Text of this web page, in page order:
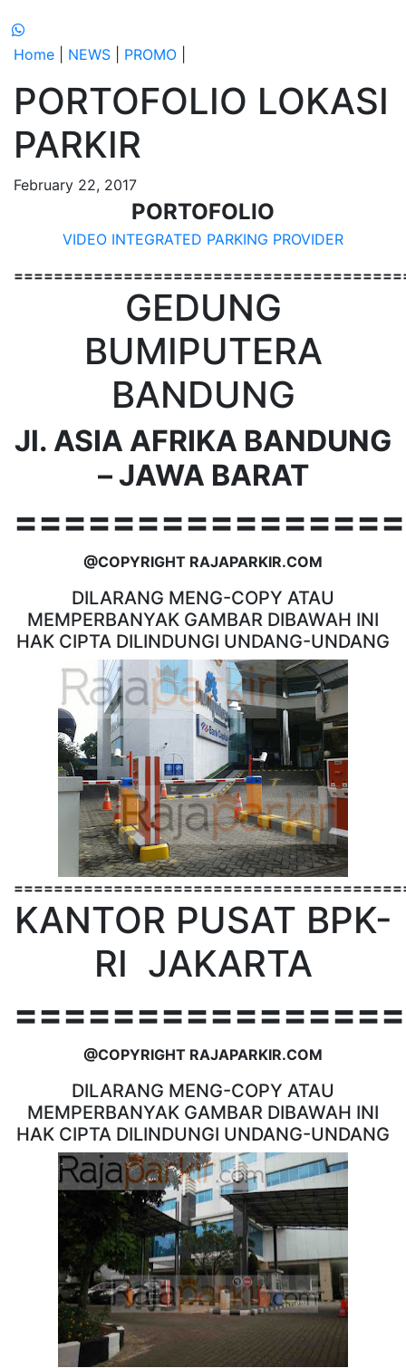
Home NEWS PROMO
PORTOFOLIO LOKASI
PARKIR
February 22, 2017
PORTOFOLIO
VIDEO INTEGRATED PARKING PROVIDER
GEDUNG
BUMIPUTERA
BANDUNG
Jl. ASIA AFRIKA BANDUNG
– JAWA BARAT
@COPYRIGHT RAJAPARKIR.COM
DILARANG MENG-COPY ATAU
MEMPERBANYAK GAMBAR DIBAWAH INI
HAK CIPTA DILINDUNGI UNDANG-UNDANG
KANTOR PUSAT BPK-
RI JAKARTA
@COPYRIGHT RAJAPARKIR.COM
DILARANG MENG-COPY ATAU
MEMPERBANYAK GAMBAR DIBAWAH INI
HAK CIPTA DILINDUNGI UNDANG-UNDANG